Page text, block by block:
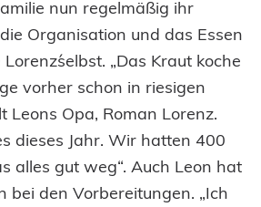
nun regelmäßig ihr
Organisation und das Essen
„Das Kraut koche
vorher schon in riesigen
Leons Opa, Roman Lorenz.
dieses Jahr. Wir hatten 400
alles gut weg“. Auch Leon hat
bei den Vorbereitungen. „Ich